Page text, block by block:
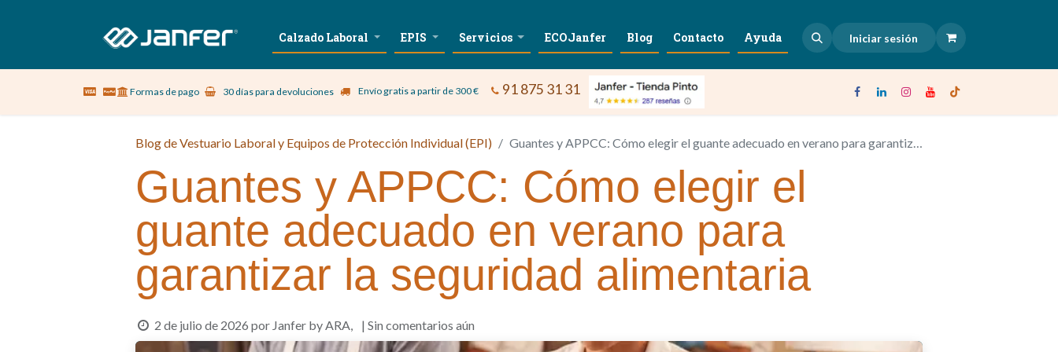
Sobre nosotros Vestuario Laboral Calzado Laboral EPIS Servicios ECOJanfer Blog Contacto Ayuda Iniciar sesión
Formas de pago 30 días para devoluciones Envío gratis a partir de 300 € 91 875 31 31
Blog de Vestuario Laboral y Equipos de Protección Individual (EPI) Guantes y APPCC: Cómo elegir el guante adecuado en verano para garantizar la seguridad alimentaria
Guantes y APPCC: Cómo elegir el
guante adecuado en verano para
garantizar la seguridad alimentaria
2 de julio de 2026 por Janfer by ARA, | Sin comentarios aún